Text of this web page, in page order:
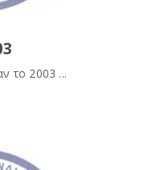
το 2003 ...